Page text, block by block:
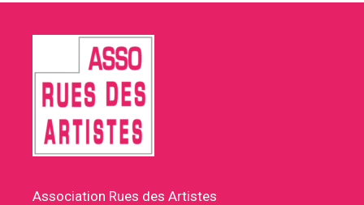
Association Rues des Artistes